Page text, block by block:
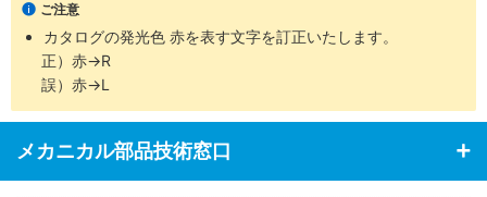
・BGA検査、鏡面材製品のエッジ検出など。
ご注意
カタログの発光色 赤を表す文字を訂正いたします。
正）赤→R
誤）赤→L
メカニカル部品技術窓口